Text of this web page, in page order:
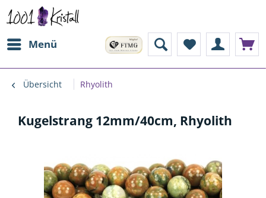
Menü
Übersicht Rhyolith
Kugelstrang 12mm/40cm, Rhyolith